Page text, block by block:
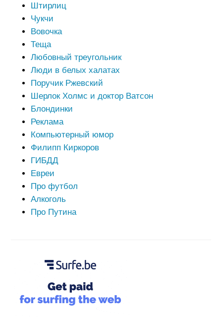
Штирлиц
Чукчи
Вовочка
Теща
Любовный треугольник
Люди в белых халатах
Поручик Ржевский
Шерлок Холмс и доктор Ватсон
Блондинки
Реклама
Компьютерный юмор
Филипп Киркоров
ГИБДД
Евреи
Про футбол
Алкоголь
Про Путина